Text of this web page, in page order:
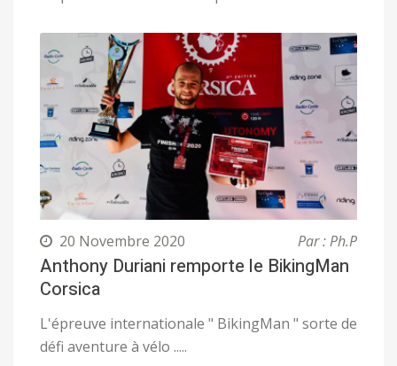
20 Novembre 2020 Par : Ph.P
Anthony Duriani remporte le BikingMan
Corsica
L'épreuve internationale " BikingMan " sorte de
défi aventure à vélo .....